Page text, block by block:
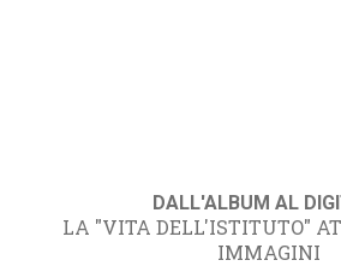
DALL'ALBUM AL
LA "VITA DELL'ISTITUTO"
IMMAGINI